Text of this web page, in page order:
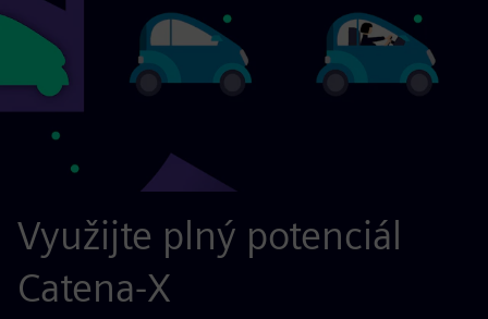
Využijte plný potenciál
Catena-X